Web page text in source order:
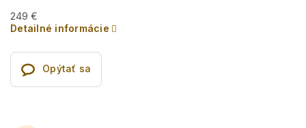
249 €
Detailné informácie
Opýtať sa